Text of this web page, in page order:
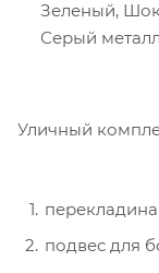
Зеленый,
Серый
Уличный
подвес для